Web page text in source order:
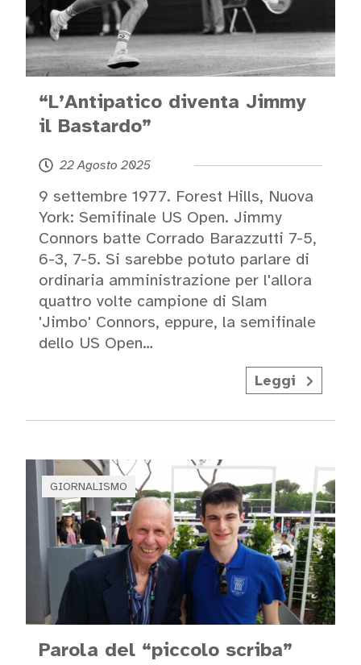
“L’Antipatico diventa Jimmy
il Bastardo”
22 Agosto 2025
9 settembre 1977. Forest Hills, Nuova
York: Semifinale US Open. Jimmy
Connors batte Corrado Barazzutti 7-5,
6-3, 7-5. Si sarebbe potuto parlare di
ordinaria amministrazione per l'allora
quattro volte campione di Slam
'Jimbo' Connors, eppure, la semifinale
dello US Open…
Leggi
GIORNALISMO
Parola del “piccolo scriba”